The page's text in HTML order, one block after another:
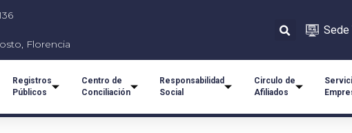
Florencia
Sede
Registros
Públicos
Centro de
Conciliación
Responsabilidad
Social
Circulo de
Afiliados